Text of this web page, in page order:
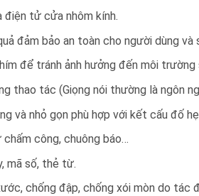
điện tử cửa nhôm kính.
đảm bảo an toàn cho người dùng và
để tránh ảnh hưởng đến môi trường
thao tác (Giọng nói thường là ngôn
và nhỏ gọn phù hợp với kết cấu đố
công, chuông báo…
mã số, thẻ từ.
chống đập, chống xói mòn do tác